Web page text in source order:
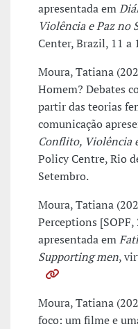
apresentada em
Violência e Paz no
Center, Brazil, 11 a
Moura, Tatiana
Homem? Debates
partir das teorias
comunicação
Conflito, Violência
Policy Centre, Rio
Setembro.
Moura, Tatiana
Perceptions
apresentada em
Supporting men,
Moura, Tatiana
foco: um filme e